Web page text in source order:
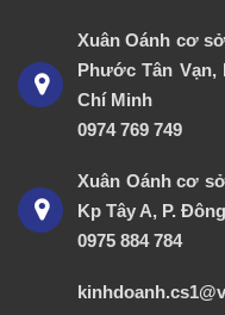
Xuân Oánh cơ
Phước Tân Vạn,
Chí Minh
0974 769 749
Xuân Oánh cơ
Kp Tây A, P.
0975 884 784